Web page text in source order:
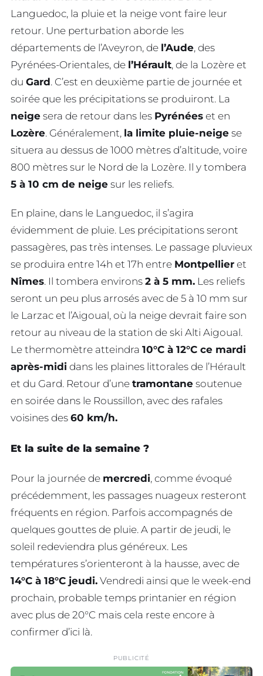
Languedoc, la pluie et la neige vont faire leur
retour. Une perturbation aborde les
départements de l’Aveyron, de l’Aude, des
Pyrénées-Orientales, de l’Hérault, de la Lozère et
du Gard. C’est en deuxième partie de journée et
soirée que les précipitations se produiront. La
neige sera de retour dans les Pyrénées et en
Lozère. Généralement, la limite pluie-neige se
situera au dessus de 1000 mètres d’altitude, voire
800 mètres sur le Nord de la Lozère. Il y tombera
5 à 10 cm de neige sur les reliefs.
En plaine, dans le Languedoc, il s’agira
évidemment de pluie. Les précipitations seront
passagères, pas très intenses. Le passage pluvieux
se produira entre 14h et 17h entre Montpellier et
Nîmes. Il tombera environs 2 à 5 mm. Les reliefs
seront un peu plus arrosés avec de 5 à 10 mm sur
le Larzac et l’Aigoual, où la neige devrait faire son
retour au niveau de la station de ski Alti Aigoual.
Le thermomètre atteindra 10°C à 12°C ce mardi
après-midi dans les plaines littorales de l’Hérault
et du Gard. Retour d’une tramontane soutenue
en soirée dans le Roussillon, avec des rafales
voisines des 60 km/h.
Et la suite de la semaine ?
Pour la journée de mercredi, comme évoqué
précédemment, les passages nuageux resteront
fréquents en région. Parfois accompagnés de
quelques gouttes de pluie. A partir de jeudi, le
soleil redeviendra plus généreux. Les
températures s’orienteront à la hausse, avec de
14°C à 18°C jeudi. Vendredi ainsi que le week-end
prochain, probable temps printanier en région
avec plus de 20°C mais cela reste encore à
confirmer d’ici là.
PUBLICITÉ